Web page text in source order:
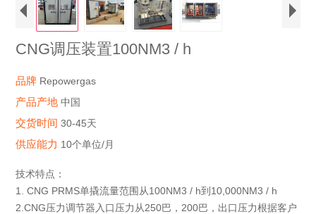
CNG调压装置100NM3 / h
品牌 Repowergas
产品产地中国
交货时间30-45天
供应能力 10个单位/月
技术特点：
1. CNG PRMS单撬流量范围从100NM3 / h到10,000NM3 / h
2.CNG压力调节器入口压力从250巴，200巴，出口压力根据客户